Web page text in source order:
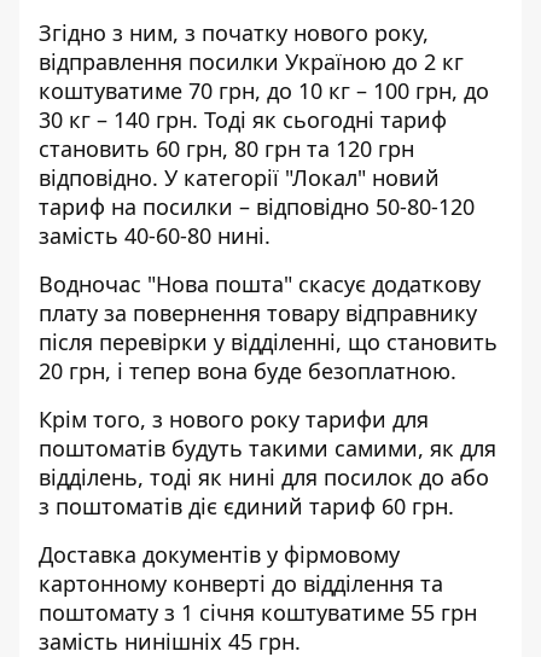
Згідно з ним, з початку нового року,
відправлення посилки Україною до 2 кг
коштуватиме 70 грн, до 10 кг – 100 грн, до
30 кг – 140 грн. Тоді як сьогодні тариф
становить 60 грн, 80 грн та 120 грн
відповідно. У категорії "Локал" новий
тариф на посилки – відповідно 50-80-120
замість 40-60-80 нині.
Водночас "Нова пошта" скасує додаткову
плату за повернення товару відправнику
після перевірки у відділенні, що становить
20 грн, і тепер вона буде безоплатною.
Крім того, з нового року тарифи для
поштоматів будуть такими самими, як для
відділень, тоді як нині для посилок до або
з поштоматів діє єдиний тариф 60 грн.
Доставка документів у фірмовому
картонному конверті до відділення та
поштомату з 1 січня коштуватиме 55 грн
замість нинішніх 45 грн.